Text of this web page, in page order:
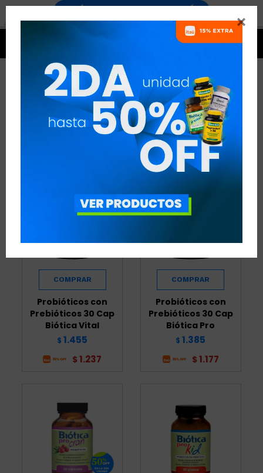

PROBIÓTICOS Y PREBIÓTICOS
PROBIÓTICOS Y PREBIÓTICOS
RECOMENDADOS
Probióticos con
Prebióticos 30 Cap
Biótica Vital
$ 1.455
$ 1.237
Probióticos con
Prebióticos 30 Cap
Biótica Pro
$ 1.385
$ 1.177